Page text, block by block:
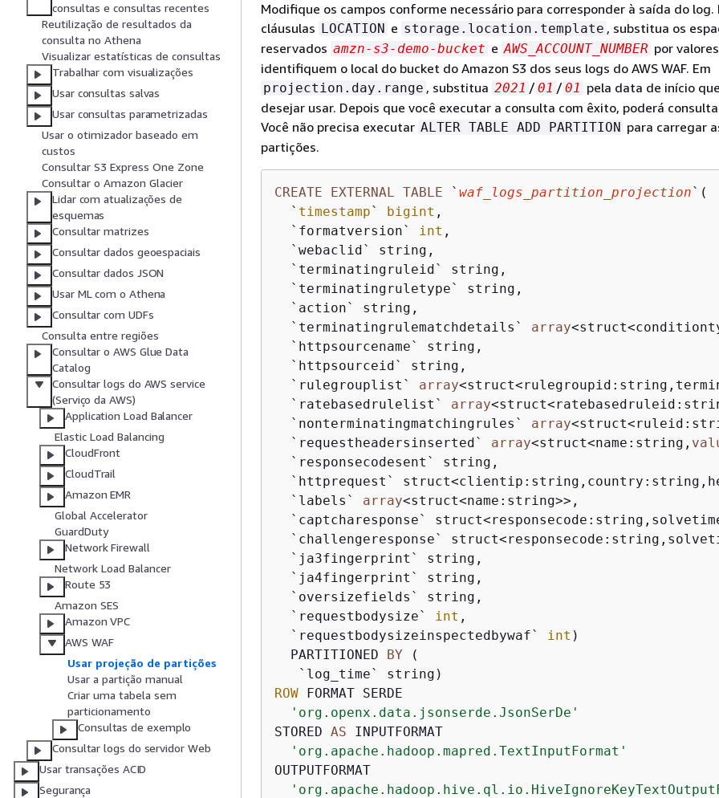
consultas e consultas recentes
Reutilização de resultados da
consulta no Athena
Visualizar estatísticas de consultas
Trabalhar com visualizações
Usar consultas salvas
Usar consultas parametrizadas
Usar o otimizador baseado em
custos
Consultar S3 Express One Zone
Consultar o Amazon Glacier
Lidar com atualizações de
esquemas
Consultar matrizes
Consultar dados geoespaciais
Consultar dados JSON
Usar ML com o Athena
Consultar com UDFs
Consulta entre regiões
Consultar o AWS Glue Data
Catalog
Consultar logs do AWS service
(Serviço da AWS)
Application Load Balancer
Elastic Load Balancing
CloudFront
CloudTrail
Amazon EMR
Global Accelerator
GuardDuty
Network Firewall
Network Load Balancer
Route 53
Amazon SES
Amazon VPC
AWS WAF
Usar projeção de partições
Usar a partição manual
Criar uma tabela sem
particionamento
Consultas de exemplo
Consultar logs do servidor Web
Usar transações ACID
Segurança
Modifique os campos conforme necessário para corresponder à saída do log.
cláusulas LOCATION e storage.location.template , substitua os
reservados amzn-s3-demo-bucket e AWS_ACCOUNT_NUMBER por
identifiquem o local do bucket do Amazon S3 dos seus logs do AWS WAF. Em
projection.day.range ‬, substitua ‭ 2021‭ /‭01‭ ‬/‭01‭
pela data de início
desejar usar. Depois que você executar a consulta com êxito, poderá
Você não precisa executar ALTER TABLE ADD PARTITION para carregar
partições.
CREATE EXTERNAL TABLE ` waf_logs_partition_projection`(
  `
timestamp` bigint ,
  `formatversion`
int ,
  `webaclid` string,
  `terminatingruleid` string,
  `terminatingruletype` string,
  `action` string,
  `terminatingrulematchdetails`
array<struct<
  `httpsourcename` string,
  `httpsourceid` string,
  `rulegrouplist`
array<struct<
  `ratebasedrulelist`
array<struct<
  `nonterminatingmatchingrules`
array<struct<
  `requestheadersinserted`
array<struct<name:string,
  `responsecodesent` string,
  `httprequest` struct
<
  `labels`
array<struct<name:string>> ,
  `captcharesponse` struct
<
  `challengeresponse` struct
<
  `ja3fingerprint` string,
  `ja4fingerprint` string,
  `oversizefields` string,
  `requestbodysize`
int ,
  `requestbodysizeinspectedbywaf`
int )
  PARTITIONED
BY (
ROW FORMAT SERDE
'org.openx.data.jsonserde.JsonSerDe'
STORED AS INPUTFORMAT
'org.apache.hadoop.mapred.TextInputFormat'
OUTPUTFORMAT